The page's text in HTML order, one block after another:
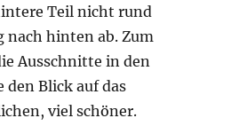
Teil nicht rund
nach hinten ab. Zum
Ausschnitte in den
den Blick auf das
viel schöner.